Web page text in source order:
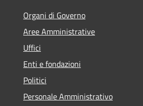
Organi di Governo
Aree Amministrative
Uffici
Enti e fondazioni
Politici
Personale Amministrativo